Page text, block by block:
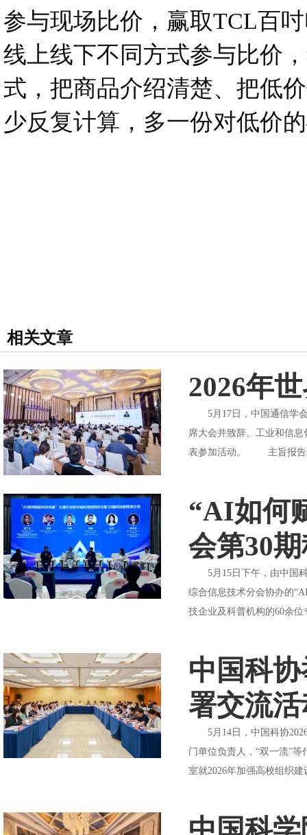
参与现场比价，赢取TCL百
线上线下不同方式参与比价
式，把商品介绍清楚、把低
少反复计算，多一份对低价
相关文章
2026年
5月17日，中国通信学会
席大会并致辞。工业和信
表参加活动。 主旨报告环
“AI如何
会第30
5月15日下午，由中国科
综合信息技术分会协办的
技企业及科普机构的60余
中国科
署交流
5月14日，中国科协2026
门单位负责人，“双一流”
室就2026年加强高校组织